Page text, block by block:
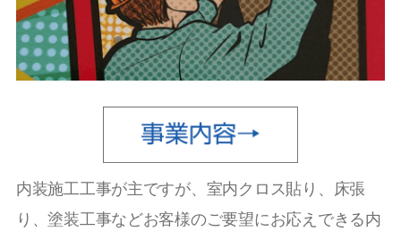
内装施工工事が主ですが、室内クロス貼り、床張
り、塗装工事などお客様のご要望にお応えできる内